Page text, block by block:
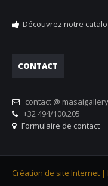
Découvrez notre
CONTACT
contact @
+32 494/100.205
Formulaire de contact
Création de site Internet |